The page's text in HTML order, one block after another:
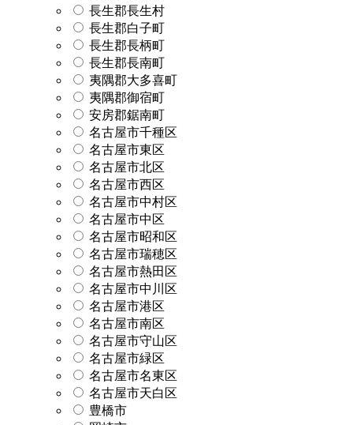
長生郡長生村
長生郡白子町
長生郡長柄町
長生郡長南町
夷隅郡大多喜町
夷隅郡御宿町
安房郡鋸南町
名古屋市千種区
名古屋市東区
名古屋市北区
名古屋市西区
名古屋市中村区
名古屋市中区
名古屋市昭和区
名古屋市瑞穂区
名古屋市熱田区
名古屋市中川区
名古屋市港区
名古屋市南区
名古屋市守山区
名古屋市緑区
名古屋市名東区
名古屋市天白区
豊橋市